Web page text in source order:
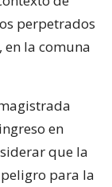
perpetrados
en la comuna
en
que la
para la